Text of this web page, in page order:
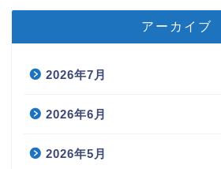
アーカイブ
2026年7月
2026年6月
2026年5月